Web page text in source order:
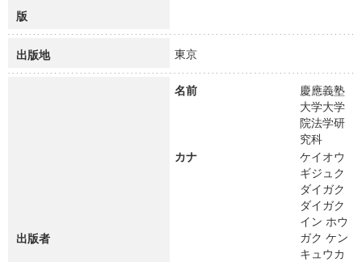
版
出版地 東京
出版者
名前
慶應義塾
大学大学
院法学研
究科
カナ
ケイオウ
ギジュク
ダイガク
ダイガク
イン ホウ
ガク ケン
キュウカ